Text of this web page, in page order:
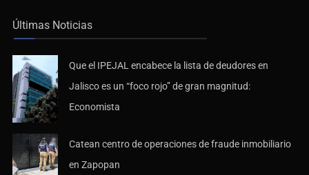
Últimas Noticias
Que el IPEJAL encabece la lista de deudores en
Jalisco es un “foco rojo” de gran magnitud:
Economista
Catean centro de operaciones de fraude inmobiliario
en Zapopan